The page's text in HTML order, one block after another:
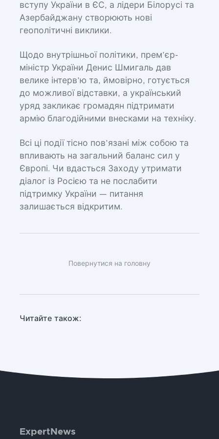
вступу України в ЄС, а лідери Білорусі та
Азербайджану створюють нові
геополітичні виклики.
Щодо внутрішньої політики, прем’єр-
міністр України Денис Шмигаль дав
велике інтерв’ю та, ймовірно, готується
до можливої відставки, а український
уряд закликає громадян підтримати
армію благодійними внесками на техніку.
Всі ці події тісно пов’язані між собою та
впливають на загальний баланс сил у
Європі. Чи вдасться Заходу утримати
діалог із Росією та не послабити
підтримку України — питання
залишається відкритим.
Повернутися на головну
Читайте також:
ExpertNews